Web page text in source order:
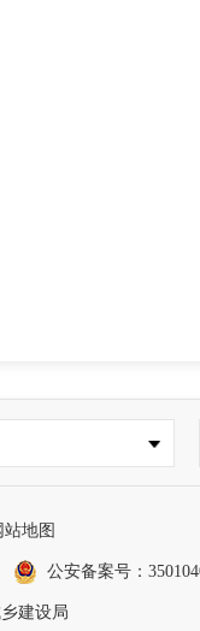
站地图
公安备案号：
建设局